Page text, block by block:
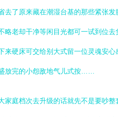
去了原来藏在潮湿台基的那些紧张
略老却干净等闲目光都可一试到位
来硬床可交给别大式留一位灵魂安
放完的小怨敌地气儿式按……
家庭档次去升级的话就先不是要吵